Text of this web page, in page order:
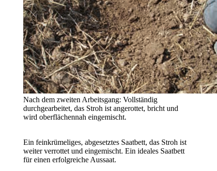
Nach dem zweiten Arbeitsgang: Vollständig
durchgearbeitet, das Stroh ist angerottet, bricht und
wird oberflächennah eingemischt.
Ein feinkrümeliges, abgesetztes Saatbett, das Stroh ist
weiter verrottet und eingemischt. Ein ideales Saatbett
für einen erfolgreiche Aussaat.